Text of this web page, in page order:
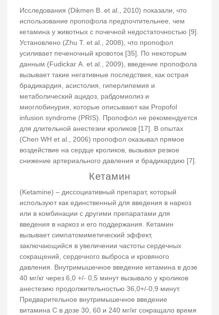
Исследования (Dikmen B. et al., 2010) показали, что
использование пропофола предпочтительнее, чем
кетамина у животных с почечной недостаточностью [9].
Установлено (Zhu T. et al., 2008), что пропофол
усиливает печеночный кровоток [35]. По некоторым
данным (Fudickar A. et al., 2009), введение пропофола
вызывает такие негативные последствия, как острая
брадикардия, асистолия, гиперлипемия и
метаболический ацидоз, рабдомиолиз и
миоглобинурия, которые описывают как Propofol
infusion syndrome (PRIS). Пропофол не рекомендуется
для длительной анестезии кроликов [17]. В опытах
(Chen WH et al., 2006) пропофол оказывал прямое
воздействие на сердце кроликов, вызывая резкое
снижение артериального давления и брадикардию [7].
Кетамин
(Ketamine) – диссоциативный препарат, который
используют как единственный для введения в наркоз
или в комбинации с другими препаратами для
введения в наркоз и его поддержания. Кетамин
вызывает симпатомиметический эффект,
заключающийся в увеличении частоты сердечных
сокращений, сердечного выброса и кровяного
давления. Внутримышечное введение кетамина в дозе
40 мг/кг через 6,0 +/- 0,5 минут вызывало у кроликов
анестезию продолжительностью 36,0+/-0,9 минут.
Предварительное внутримышечное введение
витамина С в дозе 30, 60 и 240 мг/кг сокращало время